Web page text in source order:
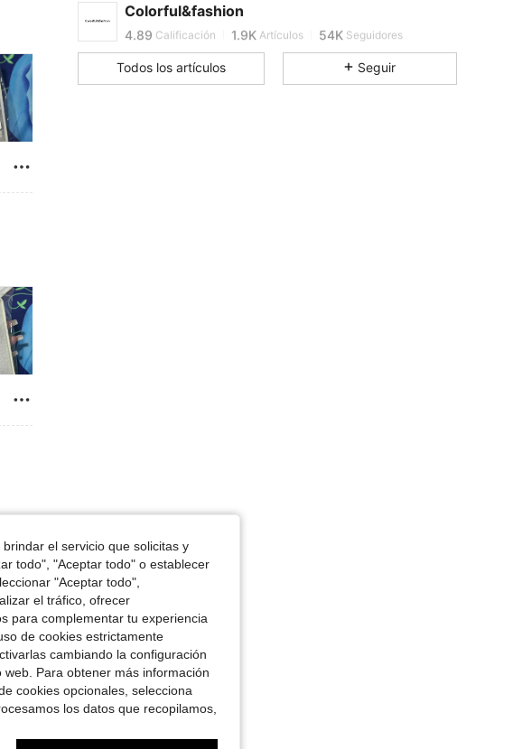
Colorful&fashion
4.89 Calificación 1.9K Artículos 54K Seguidores
4.89 1.9K 54K
Todos los artículos Seguir
el servicio que solicitas y
todo", "Aceptar todo" o establecer
"Aceptar todo",
el tráfico, ofrecer
para complementar tu experiencia
de cookies estrictamente
cambiando la configuración
Para obtener más información
cookies opcionales, selecciona
los datos que recopilamos,